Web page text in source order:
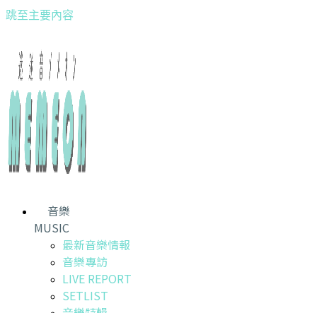
跳至主要內容
音樂
MUSIC
最新音樂情報
音樂專訪
LIVE REPORT
SETLIST